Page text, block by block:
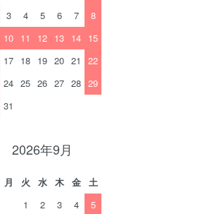
3 4 5 6 7
8
10 11 12 13 14 15
17 18 19 20 21
22
24 25 26 27 28 29
31
2026年9月
月 火 水 木 金
土
1
2 3 4
5